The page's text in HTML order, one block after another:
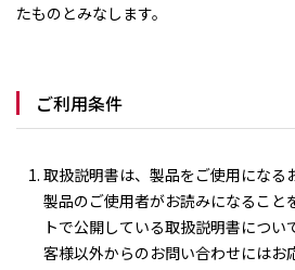
たものとみなします。
ご利用条件
取扱説明書は、製品をご使用になる
製品のご使用者がお読みになること
トで公開している取扱説明書につ
客様以外からのお問い合わせにはお